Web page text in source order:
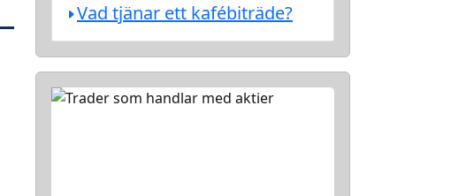
Vad tjänar ett kafébiträde?